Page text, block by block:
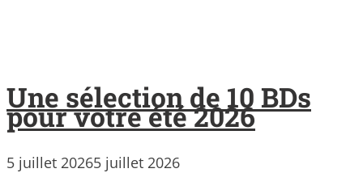
Une sélection de 10 BDs
pour votre été 2026
5 juillet 20265 juillet 2026